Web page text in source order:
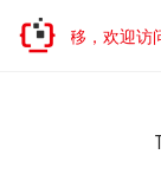
址已迁移，欢迎访